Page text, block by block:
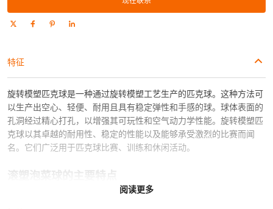
特征
旋转模塑匹克球是一种通过旋转模塑工艺生产的匹克球。这种方法可
以生产出空心、轻便、耐用且具有稳定弹性和手感的球。球体表面的
孔洞经过精心打孔，以增强其可玩性和空气动力学性能。旋转模塑匹
克球以其卓越的耐用性、稳定的性能以及能够承受激烈的比赛而闻
名。它们广泛用于匹克球比赛、训练和休闲活动。
阅读更多